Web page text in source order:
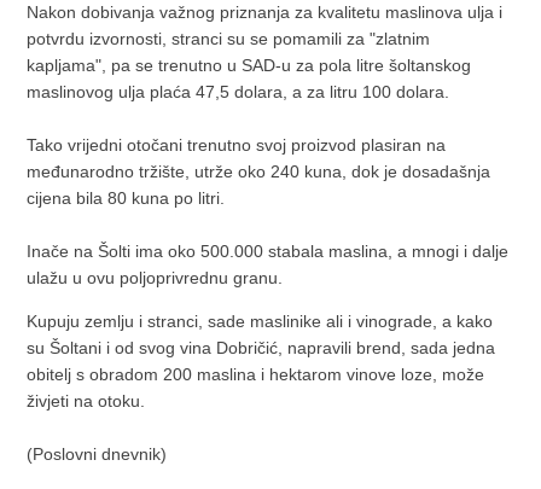
Nakon dobivanja važnog priznanja za kvalitetu maslinova ulja i
potvrdu izvornosti, stranci su se pomamili za "zlatnim
kapljama", pa se trenutno u SAD-u za pola litre šoltanskog
maslinovog ulja plaća 47,5 dolara, a za litru 100 dolara.
Tako vrijedni otočani trenutno svoj proizvod plasiran na
međunarodno tržište, utrže oko 240 kuna, dok je dosadašnja
cijena bila 80 kuna po litri.
Inače na Šolti ima oko 500.000 stabala maslina, a mnogi i dalje
ulažu u ovu poljoprivrednu granu.
Kupuju zemlju i stranci, sade maslinike ali i vinograde, a kako
su Šoltani i od svog vina Dobričić, napravili brend, sada jedna
obitelj s obradom 200 maslina i hektarom vinove loze, može
živjeti na otoku.
(Poslovni dnevnik)